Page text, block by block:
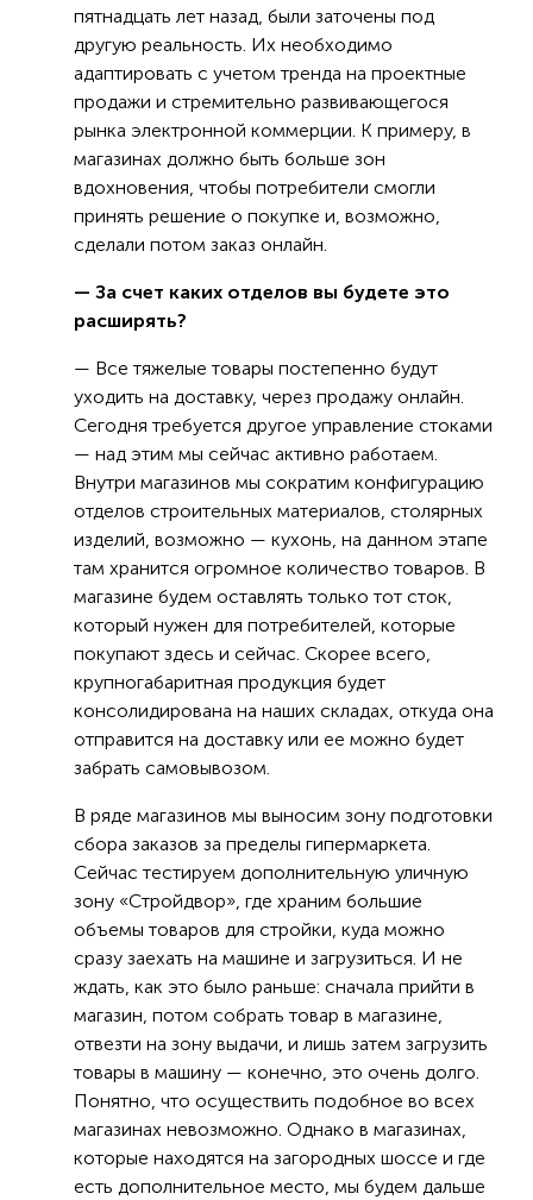
пятнадцать лет назад, были заточены под
другую реальность. Их необходимо
адаптировать с учетом тренда на проектные
продажи и стремительно развивающегося
рынка электронной коммерции. К примеру, в
магазинах должно быть больше зон
вдохновения, чтобы потребители смогли
принять решение о покупке и, возможно,
сделали потом заказ онлайн.
— За счет каких отделов вы будете это
расширять?
— Все тяжелые товары постепенно будут
уходить на доставку, через продажу онлайн.
Сегодня требуется другое управление стоками
— над этим мы сейчас активно работаем.
Внутри магазинов мы сократим конфигурацию
отделов строительных материалов, столярных
изделий, возможно — кухонь, на данном этапе
там хранится огромное количество товаров. В
магазине будем оставлять только тот сток,
который нужен для потребителей, которые
покупают здесь и сейчас. Скорее всего,
крупногабаритная продукция будет
консолидирована на наших складах, откуда она
отправится на доставку или ее можно будет
забрать самовывозом.
В ряде магазинов мы выносим зону подготовки
сбора заказов за пределы гипермаркета.
Сейчас тестируем дополнительную уличную
зону «Стройдвор», где храним большие
объемы товаров для стройки, куда можно
сразу заехать на машине и загрузиться. И не
ждать, как это было раньше: сначала прийти в
магазин, потом собрать товар в магазине,
отвезти на зону выдачи, и лишь затем загрузить
товары в машину — конечно, это очень долго.
Понятно, что осуществить подобное во всех
магазинах невозможно. Однако в магазинах,
которые находятся на загородных шоссе и где
есть дополнительное место, мы будем дальше